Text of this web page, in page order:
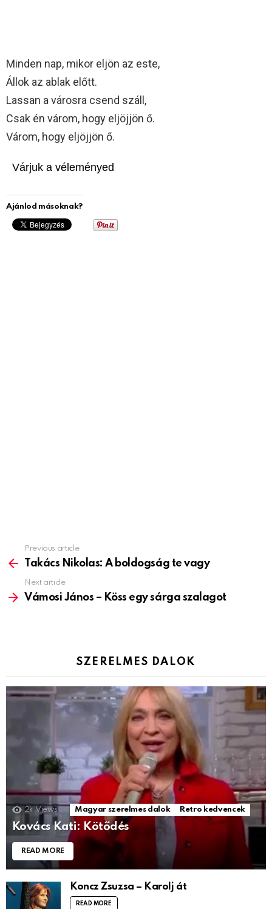
Minden nap, mikor eljön az este,
Állok az ablak előtt.
Lassan a városra csend száll,
Csak én várom, hogy eljöjjön ő.
Várom, hogy eljöjjön ő.
Várjuk a véleményed
Ajánlod másoknak?
more
Previous article
Takács Nikolas: A boldogság te vagy
Next article
Vámosi János – Köss egy sárga szalagot
SZERELMES DALOK
2k Views Magyar szerelmes dalok Retro kedvencek
Kovács Kati: Kötődés
READ MORE
Koncz Zsuzsa – Karolj át
READ MORE